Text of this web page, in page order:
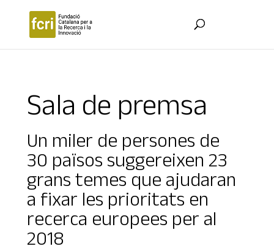
Sala de premsa
Un miler de persones de
30 països suggereixen 23
grans temes que ajudaran
a fixar les prioritats en
recerca europees per al
2018